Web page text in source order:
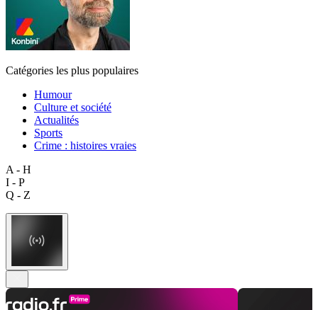
Catégories les plus populaires
Humour
Culture et société
Actualités
Sports
Crime : histoires vraies
A - H
I - P
Q - Z